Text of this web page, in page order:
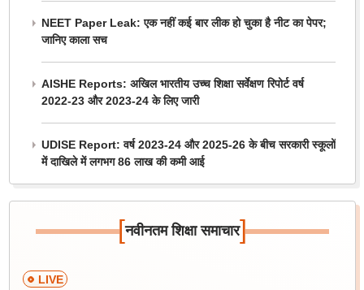
NEET Paper Leak: एक नहीं कई बार लीक हो चुका है नीट का पेपर;
जानिए काला सच
AISHE Reports: अखिल भारतीय उच्च शिक्षा सर्वेक्षण रिपोर्ट वर्ष
2022-23 और 2023-24 के लिए जारी
UDISE Report: वर्ष 2023-24 और 2025-26 के बीच सरकारी स्कूलों
में दाखिले में लगभग 86 लाख की कमी आई
[नवीनतम शिक्षा समाचार]
LIVE